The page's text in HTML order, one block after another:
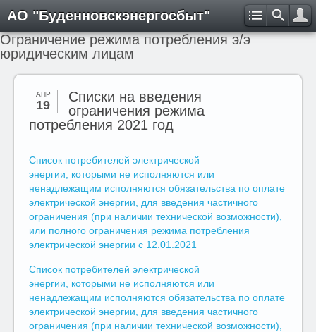
АО "Буденновскэнергосбыт"
Ограничение режима потребления э/э
юридическим лицам
АПР
19
Списки на введения
ограничения режима
потребления 2021 год
Список потребителей электрической
энергии, которыми не исполняются или
ненадлежащим исполняются обязательства по оплате
электрической энергии, для введения частичного
ограничения (при наличии технической возможности),
или полного ограничения режима потребления
электрической энергии с 12.01.2021
Список потребителей электрической
энергии, которыми не исполняются или
ненадлежащим исполняются обязательства по оплате
электрической энергии, для введения частичного
ограничения (при наличии технической возможности),